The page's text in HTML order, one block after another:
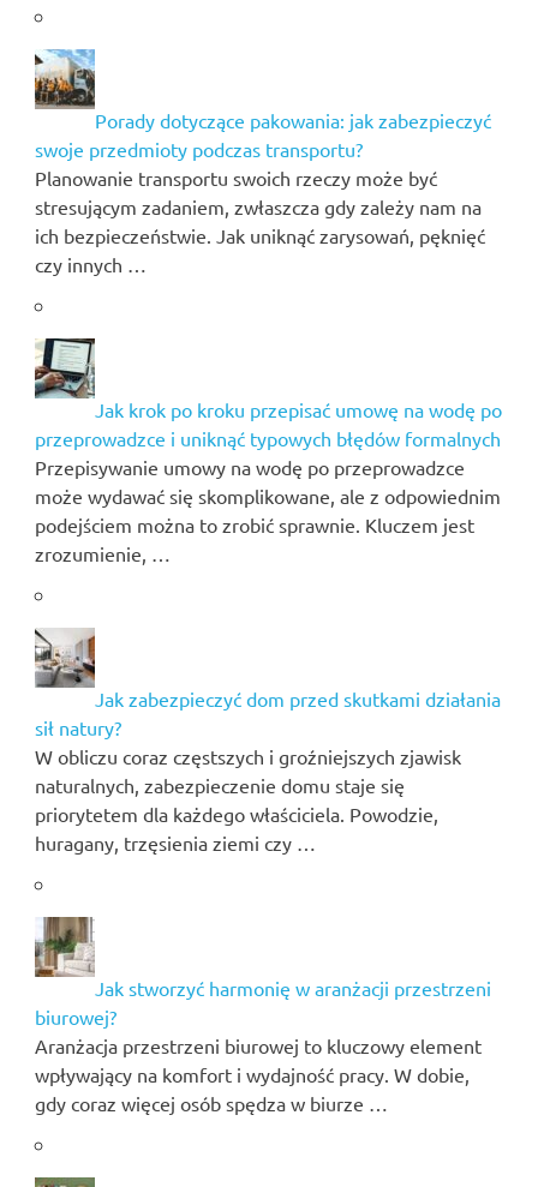
Porady dotyczące pakowania: jak zabezpieczyć
swoje przedmioty podczas transportu?
Planowanie transportu swoich rzeczy może być
stresującym zadaniem, zwłaszcza gdy zależy nam na
ich bezpieczeństwie. Jak uniknąć zarysowań, pęknięć
czy innych …
Jak krok po kroku przepisać umowę na wodę po
przeprowadzce i uniknąć typowych błędów formalnych
Przepisywanie umowy na wodę po przeprowadzce
może wydawać się skomplikowane, ale z odpowiednim
podejściem można to zrobić sprawnie. Kluczem jest
zrozumienie, …
Jak zabezpieczyć dom przed skutkami działania
sił natury?
W obliczu coraz częstszych i groźniejszych zjawisk
naturalnych, zabezpieczenie domu staje się
priorytetem dla każdego właściciela. Powodzie,
huragany, trzęsienia ziemi czy …
Jak stworzyć harmonię w aranżacji przestrzeni
biurowej?
Aranżacja przestrzeni biurowej to kluczowy element
wpływający na komfort i wydajność pracy. W dobie,
gdy coraz więcej osób spędza w biurze …